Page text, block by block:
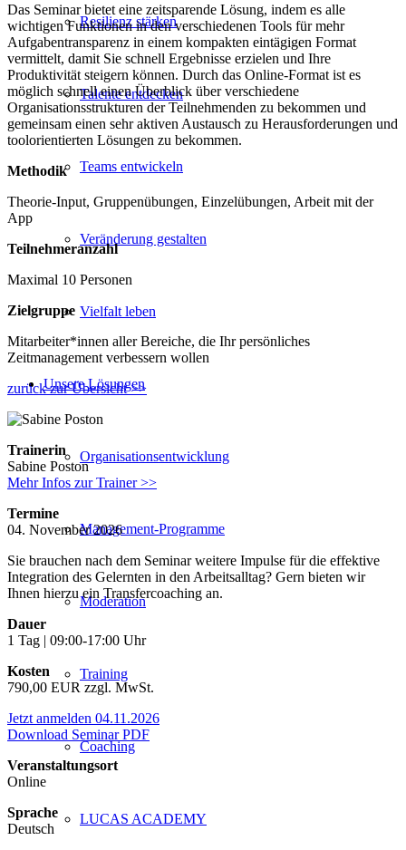
Resilienz stärken
Talente entdecken
Teams entwickeln
Veränderung gestalten
Vielfalt leben
Unsere Lösungen
Organisationsentwicklung
Management-Programme
Moderation
Training
Coaching
LUCAS ACADEMY
Das Seminar bietet eine zeitsparende Lösung, indem es alle
wichtigen Funktionen in den verschiedenen Tools für mehr
Aufgabentransparenz in einem kompakten eintägigen Format
vermittelt, damit Sie schnell Ergebnisse erzielen und Ihre
Produktivität steigern können. Durch das Online-Format ist es
möglich schnell einen Überblick über verschiedene
Organisationsstrukturen der Teilnehmenden zu bekommen und
gemeinsam einen sehr aktiven Austausch zu Herausforderungen und
toolorientierten Lösungen zu bekommen.
Methodik
Theorie-Input, Gruppenübungen, Einzelübungen, Arbeit mit der
App
Teilnehmeranzahl
Maximal 10 Personen
Zielgruppe
Mitarbeiter*innen aller Bereiche, die Ihr persönliches
Zeitmanagement verbessern wollen
zurück zur Übersicht >>
Trainerin
Sabine Poston
Mehr Infos zur Trainer >>
Termine
04. November 2026
Sie brauchen nach dem Seminar weitere Impulse für die effektive
Integration des Gelernten in den Arbeitsalltag? Gern bieten wir
Ihnen hierzu ein Transfercoaching an.
Dauer
1 Tag | 09:00-17:00 Uhr
Kosten
790,00 EUR zzgl. MwSt.
Jetzt anmelden 04.11.2026
Download Seminar PDF
Veranstaltungsort
Online
Sprache
Deutsch